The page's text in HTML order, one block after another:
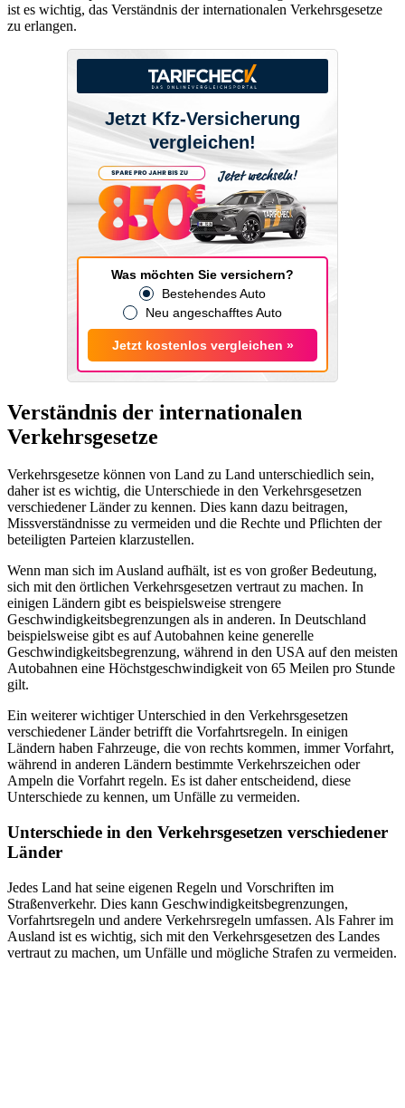
ist es wichtig, das Verständnis der internationalen Verkehrsgesetze
zu erlangen.
Jetzt Kfz-Versicherung
vergleichen!
Was möchten Sie versichern?
Bestehendes Auto
Neu angeschafftes Auto
Jetzt kostenlos vergleichen »
Verständnis der internationalen
Verkehrsgesetze
Verkehrsgesetze können von Land zu Land unterschiedlich sein,
daher ist es wichtig, die Unterschiede in den Verkehrsgesetzen
verschiedener Länder zu kennen. Dies kann dazu beitragen,
Missverständnisse zu vermeiden und die Rechte und Pflichten der
beteiligten Parteien klarzustellen.
Wenn man sich im Ausland aufhält, ist es von großer Bedeutung,
sich mit den örtlichen Verkehrsgesetzen vertraut zu machen. In
einigen Ländern gibt es beispielsweise strengere
Geschwindigkeitsbegrenzungen als in anderen. In Deutschland
beispielsweise gibt es auf Autobahnen keine generelle
Geschwindigkeitsbegrenzung, während in den USA auf den meisten
Autobahnen eine Höchstgeschwindigkeit von 65 Meilen pro Stunde
gilt.
Ein weiterer wichtiger Unterschied in den Verkehrsgesetzen
verschiedener Länder betrifft die Vorfahrtsregeln. In einigen
Ländern haben Fahrzeuge, die von rechts kommen, immer Vorfahrt,
während in anderen Ländern bestimmte Verkehrszeichen oder
Ampeln die Vorfahrt regeln. Es ist daher entscheidend, diese
Unterschiede zu kennen, um Unfälle zu vermeiden.
Unterschiede in den Verkehrsgesetzen verschiedener
Länder
Jedes Land hat seine eigenen Regeln und Vorschriften im
Straßenverkehr. Dies kann Geschwindigkeitsbegrenzungen,
Vorfahrtsregeln und andere Verkehrsregeln umfassen. Als Fahrer im
Ausland ist es wichtig, sich mit den Verkehrsgesetzen des Landes
vertraut zu machen, um Unfälle und mögliche Strafen zu vermeiden.